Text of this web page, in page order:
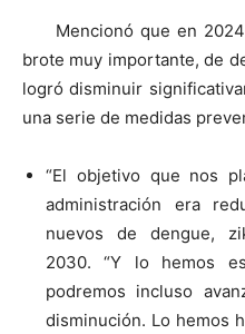
Mencionó que en
brote muy importante, de
logró disminuir
una serie de medidas
“El objetivo que nos
administración era
nuevos de dengue,
2030. “Y lo hemos
podremos incluso
disminución. Lo hemos